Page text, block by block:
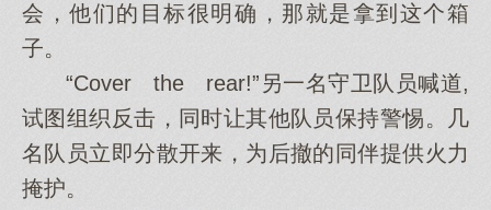
会，他们的目标很明确，那就是拿到这个箱
子。
“Cover the rear!”另一名守卫队员喊道,
试图组织反击，同时让其他队员保持警惕。几
名队员立即分散开来，为后撤的同伴提供火力
掩护。